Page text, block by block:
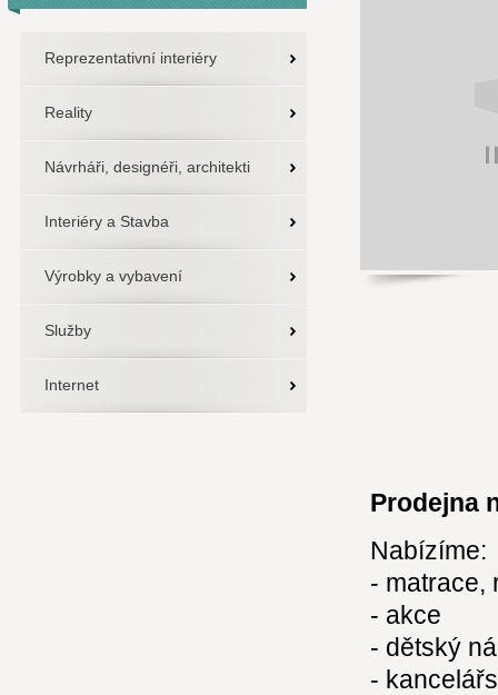
Reprezentativní interiéry
Reality
Návrháři, designéři, architekti
Interiéry a Stavba
Výrobky a vybavení
Služby
Internet
Prodejna
Nabízíme:
- matrace,
- akce
- dětský
-